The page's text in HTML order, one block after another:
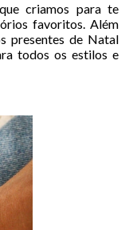
criamos para te
favoritos. Além
presentes de Natal
todos os estilos e